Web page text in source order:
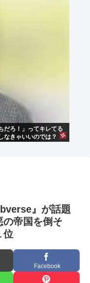
だろ！」ってキレてる
なきゃいいのでは？
』が話題
帝国を倒そ
位
Facebook